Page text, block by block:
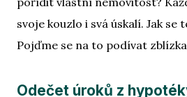
svoje kouzlo i svá úskalí. Jak se
Pojďme se na to podívat
Odečet úroků z